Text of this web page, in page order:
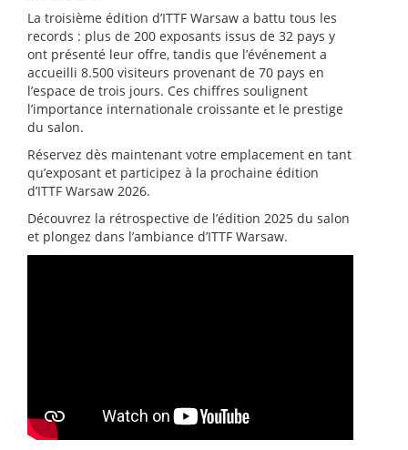
La troisième édition d’ITTF Warsaw a battu tous les
records : plus de 200 exposants issus de 32 pays y
ont présenté leur offre, tandis que l’événement a
accueilli 8.500 visiteurs provenant de 70 pays en
l’espace de trois jours. Ces chiffres soulignent
l’importance internationale croissante et le prestige
du salon.
Réservez dès maintenant votre emplacement en tant
qu’exposant et participez à la prochaine édition
d’ITTF Warsaw 2026.
Découvrez la rétrospective de l’édition 2025 du salon
et plongez dans l’ambiance d’ITTF Warsaw.